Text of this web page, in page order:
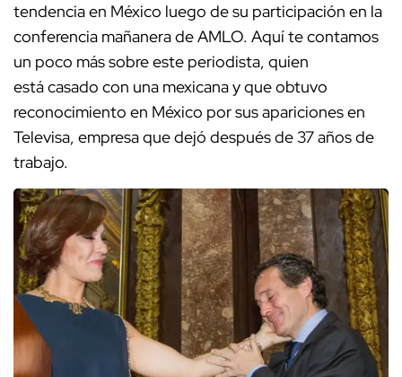
tendencia en México luego de su participación en la
conferencia mañanera de AMLO. Aquí te contamos
un poco más sobre este periodista, quien
está casado con una mexicana y que obtuvo
reconocimiento en México por sus apariciones en
Televisa, empresa que dejó después de 37 años de
trabajo.